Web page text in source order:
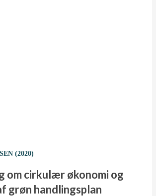
(2020)
om cirkulær økonomi og
grøn handlingsplan